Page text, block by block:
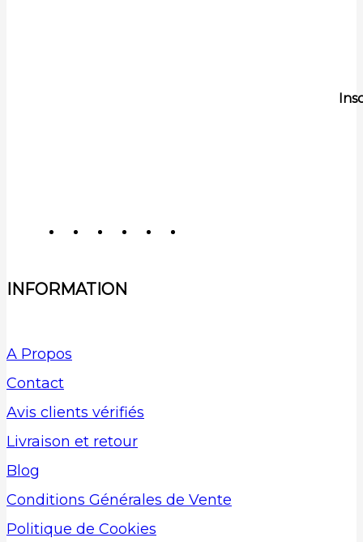
INFORMATION
A Propos
Contact
Avis clients vérifiés
Livraison et retour
Blog
Conditions Générales de Vente
Politique de Cookies